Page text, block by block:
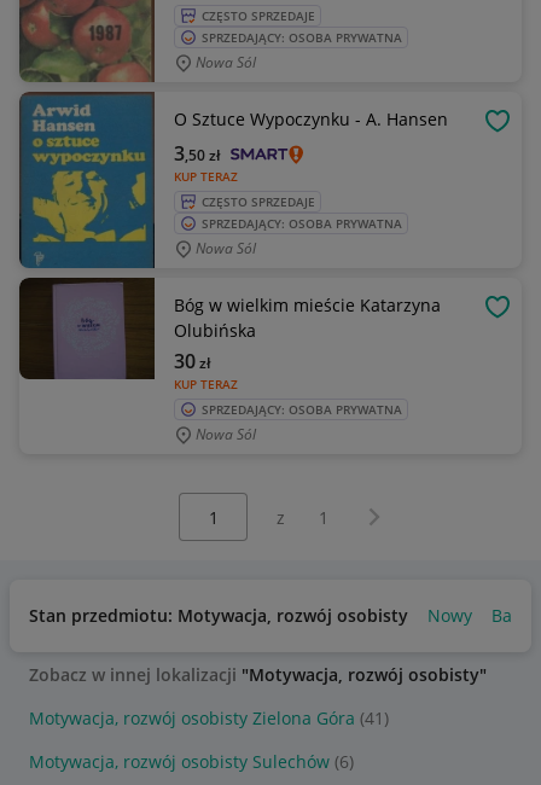
CZĘSTO SPRZEDAJE
SPRZEDAJĄCY: OSOBA PRYWATNA
Nowa Sól
O Sztuce Wypoczynku - A. Hansen
KUP TERAZ
3,50zł
CZĘSTO SPRZEDAJE
SPRZEDAJĄCY: OSOBA PRYWATNA
Nowa Sól
Bóg w wielkim mieście Katarzyna
Olubińska
KUP TERAZ
30zł
SPRZEDAJĄCY: OSOBA PRYWATNA
Nowa Sól
z 1 Następna strona
Stan przedmiotu: Motywacja, rozwój osobisty Nowy
Zobacz w innej lokalizacji "Motywacja, rozwój osobisty"
Motywacja, rozwój osobisty Zielona Góra (41)
Motywacja, rozwój osobisty Sulechów (6)